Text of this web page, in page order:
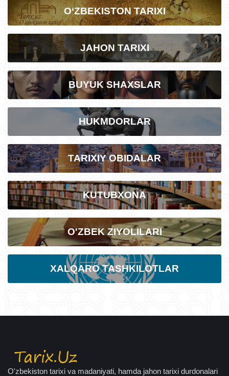
O‘ZBEKISTON TARIXI
JAHON TARIXI
BUYUK SHAXSLAR
HUKMDORLAR
TARIXIY OBIDALAR
KUTUBXONA
O'ZBEK ZIYOLILARI
XALQARO TASHKILOTLAR
O'zbekiston tarixi va madaniyati, hamda jahon tarixi durdonalari